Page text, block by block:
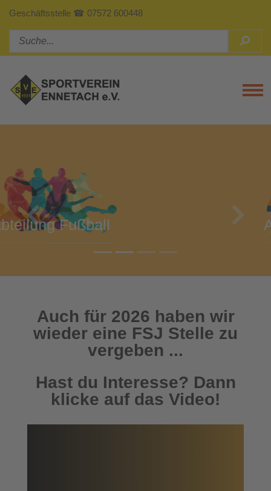
Geschäftsstelle ☎ 07572 600448
Abteilung Turnen
Previous Next
Auch für 2026 haben wir
wieder eine FSJ Stelle zu
vergeben ...
Hast du Interesse? Dann
klicke auf das Video!